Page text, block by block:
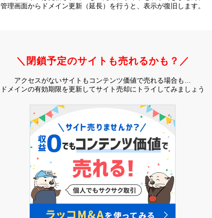
管理画面からドメイン更新（延長）を行うと、 表示が復旧します。
＼閉鎖予定のサイトも売れるかも？／
アクセスがないサイトもコンテンツ価値で売れる場合も…
ドメインの有効期限を更新してサイト売却にトライしてみましょう